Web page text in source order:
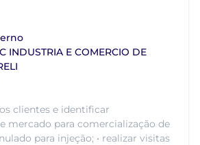
INDUSTRIA E COMERCIO DE
clientes e identificar
mercado para comercialização de
para injeção; • realizar visitas